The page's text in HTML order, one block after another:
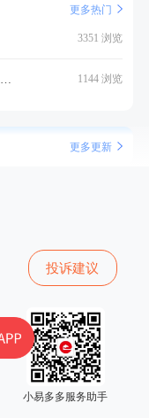
更多热门
3351 浏览
1144 浏览
更多更新
投诉建议
小易多多服务助手